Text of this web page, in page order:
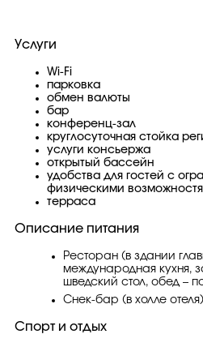
Услуги
Wi-Fi
парковка
обмен валюты
бар
конференц-зал
круглосуточная стойка
услуги консьержа
открытый бассейн
удобства для гостей с
физическими
терраса
Описание питания
Ресторан (в здании
международная кухня,
шведский стол, обед –
Снек-бар (в холле отеля)
Спорт и отдых